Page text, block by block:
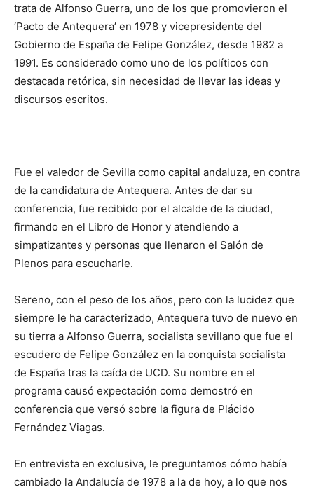
trata de Alfonso Guerra, uno de los que promovieron el
‘Pacto de Antequera’ en 1978 y vicepresidente del
Gobierno de España de Felipe González, desde 1982 a
1991. Es considerado como uno de los políticos con
destacada retórica, sin necesidad de llevar las ideas y
discursos escritos.
Fue el valedor de Sevilla como capital andaluza, en contra
de la candidatura de Antequera. Antes de dar su
conferencia, fue recibido por el alcalde de la ciudad,
firmando en el Libro de Honor y atendiendo a
simpatizantes y personas que llenaron el Salón de
Plenos para escucharle.
Sereno, con el peso de los años, pero con la lucidez que
siempre le ha caracterizado, Antequera tuvo de nuevo en
su tierra a Alfonso Guerra, socialista sevillano que fue el
escudero de Felipe González en la conquista socialista
de España tras la caída de UCD. Su nombre en el
programa causó expectación como demostró en
conferencia que versó sobre la figura de Plácido
Fernández Viagas.
En entrevista en exclusiva, le preguntamos cómo había
cambiado la Andalucía de 1978 a la de hoy, a lo que nos